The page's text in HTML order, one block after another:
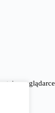
tej